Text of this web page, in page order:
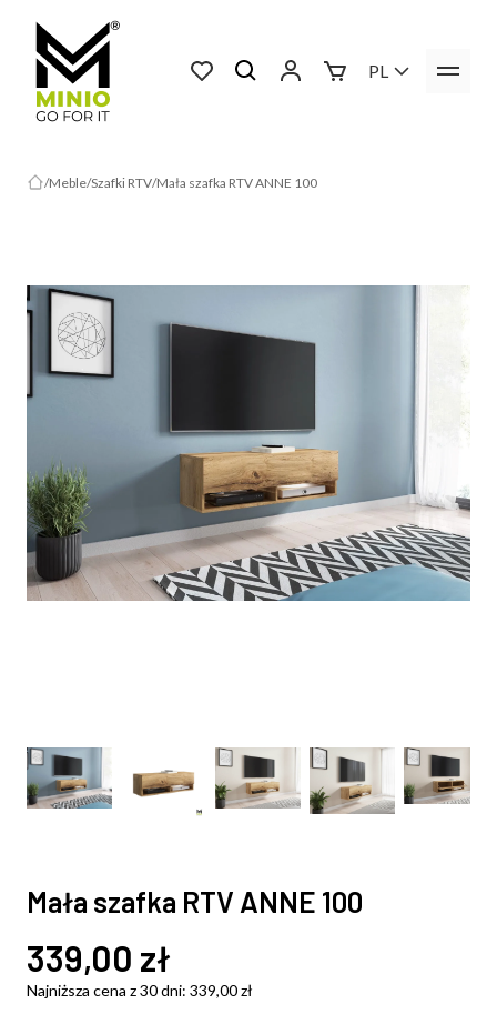
PL
Meble Szafki RTV Mała szafka RTV ANNE 100
Mała szafka RTV ANNE 100
339,00 zł
Najniższa cena z 30 dni: 339,00zł